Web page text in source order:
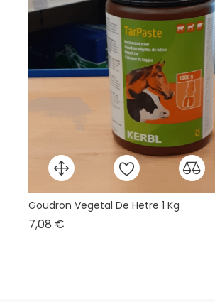
Goudron Vegetal De Hetre 1 Kg
7,08 €